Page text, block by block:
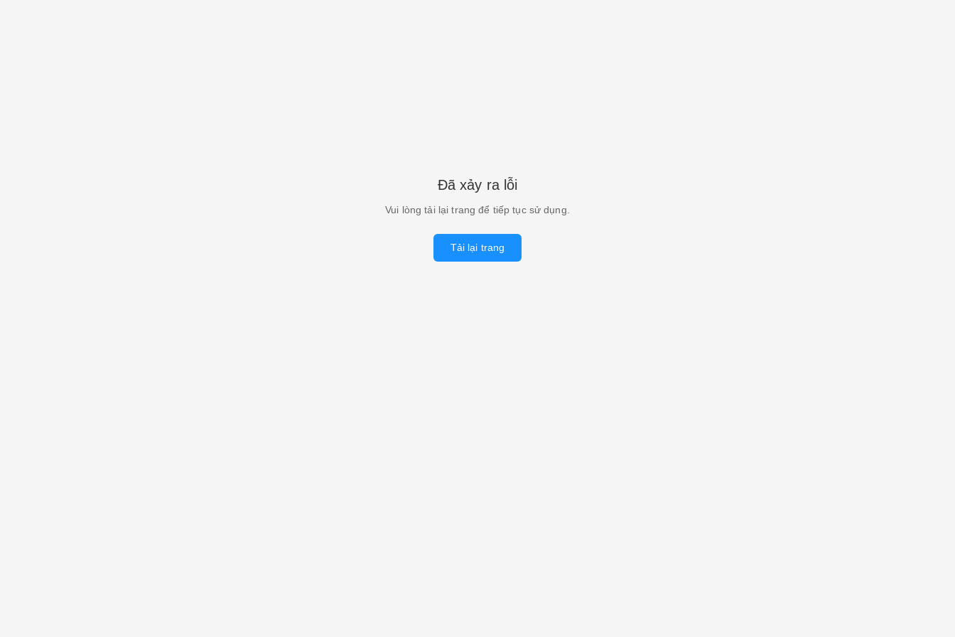
Đã xảy ra lỗi
Vui lòng tải lại trang để tiếp tục sử dụng.
Tải lại trang